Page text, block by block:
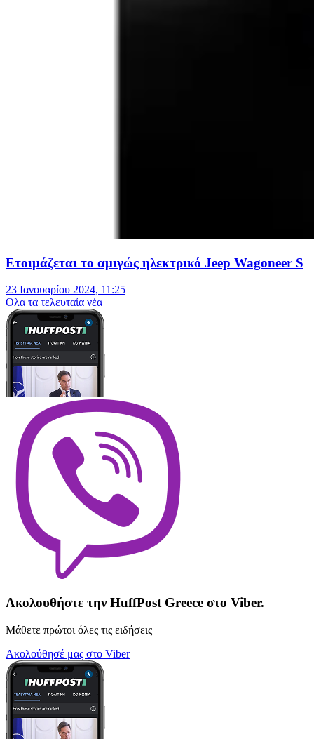
Ετοιμάζεται το αμιγώς ηλεκτρικό Jeep Wagoneer S
23 Ιανουαρίου 2024, 11:25
Oλα τα τελευταία νέα
Ακολουθήστε την HuffPost Greece στο Viber.
Μάθετε πρώτοι όλες τις ειδήσεις
Ακολούθησέ μας στο Viber